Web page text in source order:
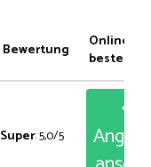
Bewertung
Online
bestellen
Super: 5,0/5